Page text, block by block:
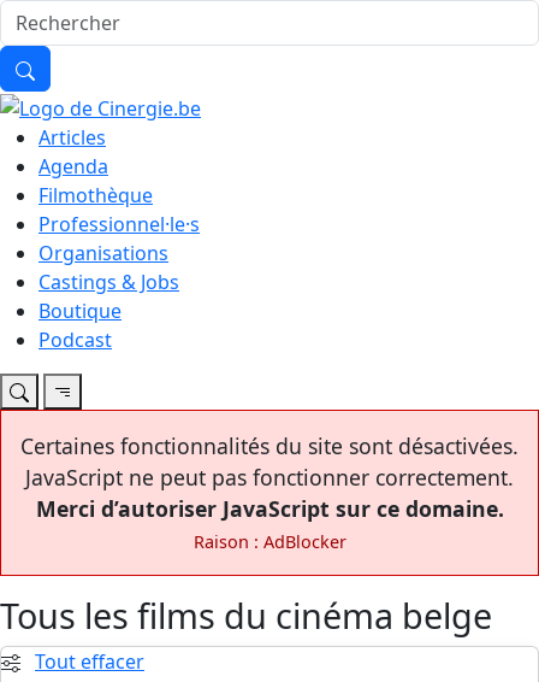
Articles
Agenda
Filmothèque
Professionnel·le·s
Organisations
Castings & Jobs
Boutique
Podcast
Certaines fonctionnalités du site sont désactivées.
JavaScript ne peut pas fonctionner correctement.
Merci d’autoriser JavaScript sur ce domaine.
Raison : AdBlocker
Tous les films du cinéma belge
Tout effacer